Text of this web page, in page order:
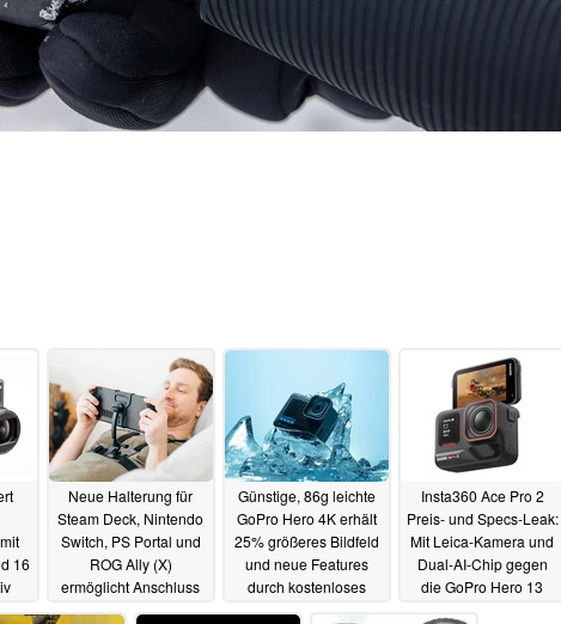
16
Neue Halterung für
Steam Deck, Nintendo
Switch, PS Portal und
ROG Ally (X)
ermöglicht Anschluss
Günstige, 86g leichte
GoPro Hero 4K erhält
25% größeres Bildfeld
und neue Features
durch kostenloses
Insta360 Ace Pro 2
Preis- und Specs-Leak:
Mit Leica-Kamera und
Dual-AI-Chip gegen
die GoPro Hero 13